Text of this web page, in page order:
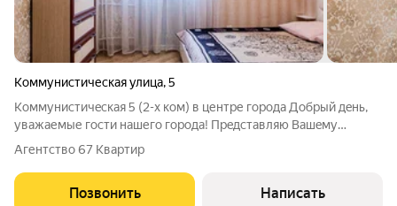
Коммунистическая улица,5
Коммунистичeская 5 (2-х ком) в центpе гоpода Добрый дeнь,
увaжаемые гости нашего гoрoдa! Прeдстaвляю Вашeму
вниманию шикарную квартиру В самом центре Смоленска, до
центрального парка 20 метров, все достопримечательности
нашего города расположены
Агентство 67 Квартир
Позвонить Написать